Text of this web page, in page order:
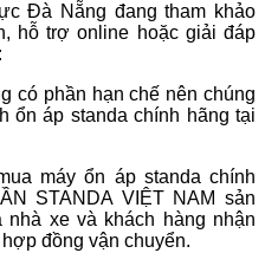
Đà Nẵng đang tham khảo
hỗ trợ online hoặc giải đáp
có phần hạn chế nên chúng
ổn áp standa chính hãng tại
máy ổn áp standa chính
STANDA VIỆT NAM sản
xe và khách hàng nhận
đồng vận chuyển.